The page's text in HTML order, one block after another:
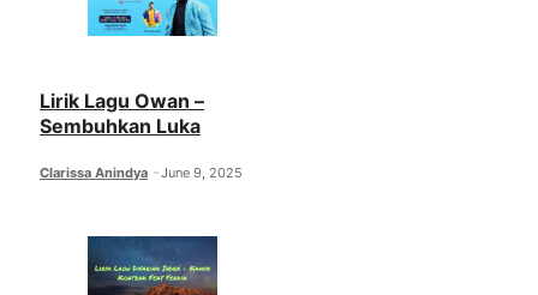
Lirik Lagu Owan –
Sembuhkan Luka
Clarissa Anindya June 9, 2025